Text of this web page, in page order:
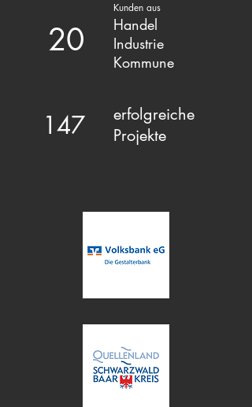
Kunden aus
20
Handel
Industrie
Kommune
147
erfolgreiche
Projekte